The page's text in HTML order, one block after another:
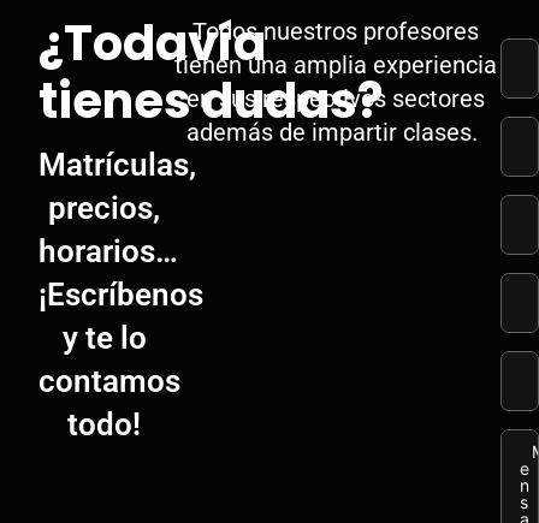
¿Todavía
tienes dudas?
Matrículas,
precios,
horarios…
¡Escríbenos
y te lo
contamos
todo!
Todos nuestros profesores
tienen una amplia experiencia
en sus respectivos sectores
además de impartir clases.